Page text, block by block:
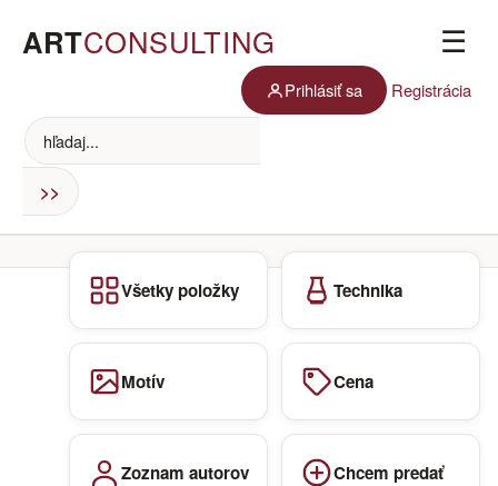
ARTCONSULTING ☰
Prihlásiť sa Registrácia
Všetky položky Technika
Motív Cena
Zoznam autorov Chcem predať